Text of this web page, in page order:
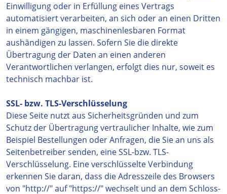
Einwilligung oder in Erfüllung eines Vertrags
automatisiert verarbeiten, an sich oder an einen Dritten
in einem gängigen, maschinenlesbaren Format
aushändigen zu lassen. Sofern Sie die direkte
Übertragung der Daten an einen anderen
Verantwortlichen verlangen, erfolgt dies nur, soweit es
technisch machbar ist.
SSL- bzw. TLS-Verschlüsselung
Diese Seite nutzt aus Sicherheitsgründen und zum
Schutz der Übertragung vertraulicher Inhalte, wie zum
Beispiel Bestellungen oder Anfragen, die Sie an uns als
Seitenbetreiber senden, eine SSL-bzw. TLS-
Verschlüsselung. Eine verschlüsselte Verbindung
erkennen Sie daran, dass die Adresszeile des Browsers
von "http://" auf "https://" wechselt und an dem Schloss-